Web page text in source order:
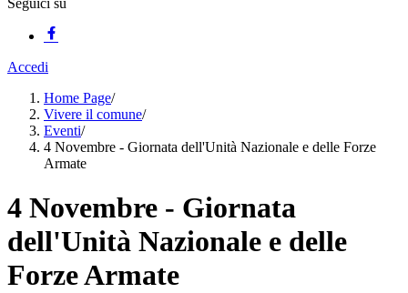
Seguici su
Accedi
Home Page/
Vivere il comune/
Eventi/
4 Novembre - Giornata dell'Unità Nazionale e delle Forze
Armate
4 Novembre - Giornata
dell'Unità Nazionale e delle
Forze Armate